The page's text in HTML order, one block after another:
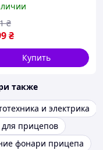
6006 20611
₴
₴
Купить
также
и электрика
прицепов
фонари прицепа